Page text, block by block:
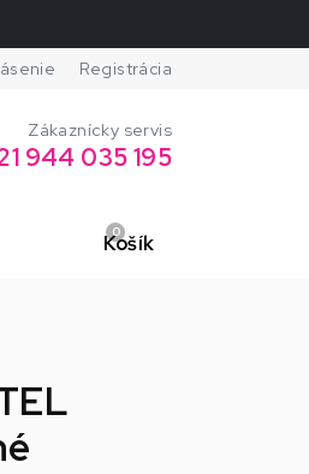
Registrácia
Zákaznícky servis
944 035 195
0
Košík